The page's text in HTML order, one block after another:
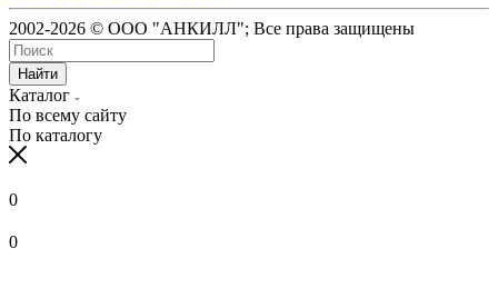
2002-2026 © ООО "АНКИЛЛ"; Все права защищены
Найти
Каталог
По всему сайту
По каталогу
0
0